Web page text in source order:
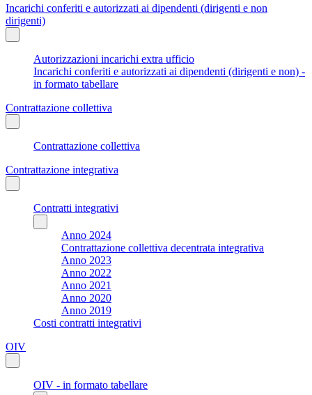
Incarichi conferiti e autorizzati ai dipendenti (dirigenti e non
dirigenti)
Autorizzazioni incarichi extra ufficio
Incarichi conferiti e autorizzati ai dipendenti (dirigenti e non) -
in formato tabellare
Contrattazione collettiva
Contrattazione collettiva
Contrattazione integrativa
Contratti integrativi
Anno 2024
Contrattazione collettiva decentrata integrativa
Anno 2023
Anno 2022
Anno 2021
Anno 2020
Anno 2019
Costi contratti integrativi
OIV
OIV - in formato tabellare